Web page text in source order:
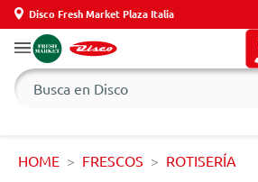
Disco Fresh Market Plaza Italia
HOME FRESCOS ROTISERÍA